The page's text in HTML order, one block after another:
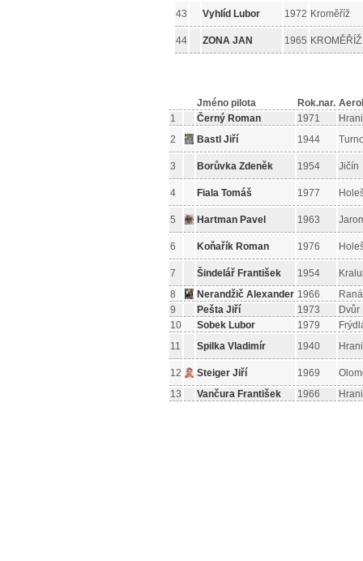
43
Vyhlíd Lubor 1972 Kroměříž
44 ZONA JAN 1965 KROMĚŘÍŽ
Jméno pilota Rok.nar.
1
Černý Roman 1971
2
Bastl Jiří 1944
3 Borůvka Zdeněk 1954 Jičín
4 Fiala Tomáš 1977
5 Hartman Pavel 1963
6 Koňařík Roman 1976
7 Šindelář František 1954
8
Nerandžič Alexander 1966
Raná
9
Pešta Jiří 1973
Dvůr
10
Sobek Lubor 1979
11
Spilka Vladimír 1940
12 Steiger Jiří 1969
13
Vančura František 1966